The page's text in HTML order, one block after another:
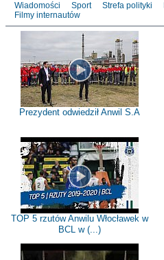
Wiadomości Sport Strefa polityki
Filmy internautów
Prezydent odwiedził Anwil S.A
TOP 5 rzutów Anwilu Włocławek w
BCL w (...)